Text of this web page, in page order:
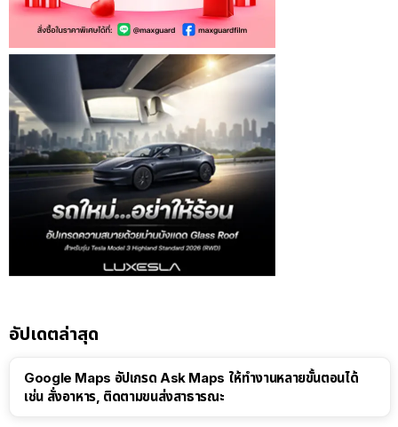
อัปเดตล่าสุด
Google Maps อัปเกรด Ask Maps ให้ทำงานหลายขั้นตอนได้
เช่น สั่งอาหาร, ติดตามขนส่งสาธารณะ